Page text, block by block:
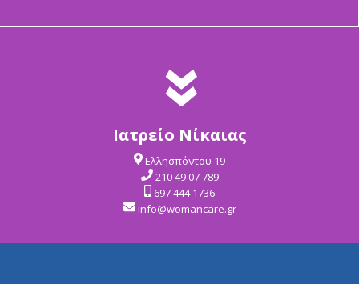
Ιατρείο Νίκαιας
Ελλησπόντου 19
210 49 07 789
697 444 1736
info@womancare.gr